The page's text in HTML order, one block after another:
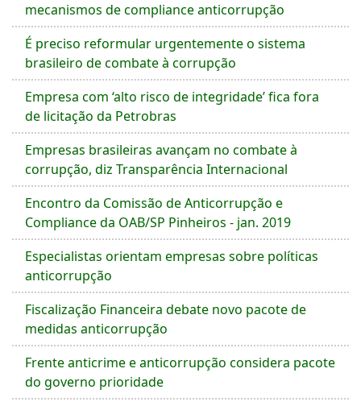
mecanismos de compliance anticorrupção
É preciso reformular urgentemente o sistema
brasileiro de combate à corrupção
Empresa com ‘alto risco de integridade’ fica fora
de licitação da Petrobras
Empresas brasileiras avançam no combate à
corrupção, diz Transparência Internacional
Encontro da Comissão de Anticorrupção e
Compliance da OAB/SP Pinheiros - jan. 2019
Especialistas orientam empresas sobre políticas
anticorrupção
Fiscalização Financeira debate novo pacote de
medidas anticorrupção
Frente anticrime e anticorrupção considera pacote
do governo prioridade